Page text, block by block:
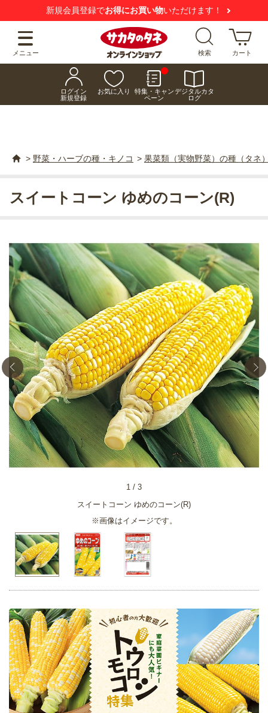
新規会員登録でお得にお買い物いただけます！
メニュー 検索 カート
ログイン
新規登録
お気に入り
特集・キャン
ペーン
デジタルカタ
ログ
> 野菜・ハーブの種・キノコ > 果菜類（実物野菜）の種（タネ
スイートコーン ゆめのコーン(R)
※画像はイメージです。
1 / 3
スイートコーン ゆめのコーン(R)